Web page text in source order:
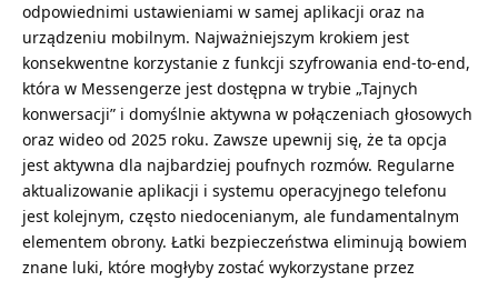
odpowiednimi ustawieniami w samej aplikacji oraz na
urządzeniu mobilnym. Najważniejszym krokiem jest
konsekwentne korzystanie z funkcji szyfrowania end-to-end,
która w Messengerze jest dostępna w trybie „Tajnych
konwersacji” i domyślnie aktywna w połączeniach głosowych
oraz wideo od 2025 roku. Zawsze upewnij się, że ta opcja
jest aktywna dla najbardziej poufnych rozmów. Regularne
aktualizowanie aplikacji i systemu operacyjnego telefonu
jest kolejnym, często niedocenianym, ale fundamentalnym
elementem obrony. Łatki bezpieczeństwa eliminują bowiem
znane luki, które mogłyby zostać wykorzystane przez